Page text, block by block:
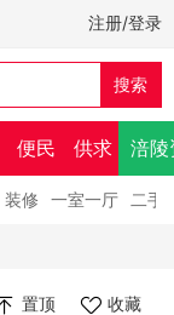
注册/登录
便民 供求 涪陵
装修 一室一厅 二手
置顶 收藏